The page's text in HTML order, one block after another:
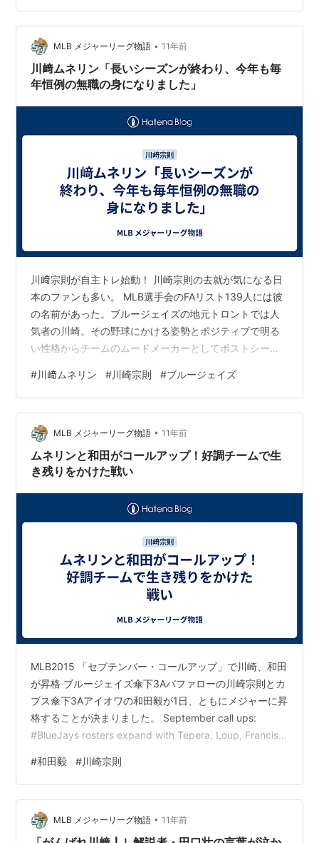
中嶋聡2軍監督が代行監督を務める。同時に、コーチ陣…
MLB メジャーリーグ物語 • 11年前
川﨑ムネリン「長いシーズンが終わり、今年も毎
年恒例の無職の身になりました」
川﨑宗則が自主トレ始動！ 川崎宗則の去就が気になる日
本のファンも多い。 MLB選手会のFAリスト139人には彼
の名前があった。ブルージェイズの地元トロントでは人
気者の川崎。その野球にかける姿勢とポジティブで明る
い性格からチームのムードメーカーとしてポストシーズ
り。個性的なブ軍の中心に彼の雄姿があった。 オフィシ
ャルブログでは、10月31日から2016年シーズンに向けて
の自主トレ開始を公表した川崎だが、シーズン中、スポ
ニチに掲載した「川崎宗則チェストーーク」にプレイオ
フの様子や今後のことが語られていて興味深かったので
紹介する。 【川崎宗則チェストー…
#川﨑ムネリン #川崎宗則 #ブルージェイズ
MLB メジャーリーグ物語 • 11年前
ムネリンと和田がコールアップ！好調チームで生
き残りをかけた戦い
MLB2015 「セプテンバー・コールアップ」で川崎、和田
が昇格 ブルージェイズ傘下3Aバファローの川崎宗則とカ
ブス傘下3Aアイオワの和田毅が1日、ともにメジャーに昇
格することが決まりました。 September call ups:
#BlueJays rosters expand with Tepera, Loup, Francis,
pic.twitter.com/8pQvkOscgq — April Whitzman
(@Alleycat17) 2015, 9月 1 これは、シーズン終盤の9月
からメジャーのロース…
#和田毅 #川崎宗則
MLB メジャーリーグ物語 • 11年前